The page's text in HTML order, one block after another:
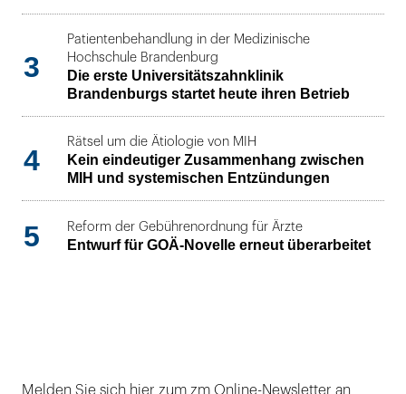
3
Patientenbehandlung in der Medizinische
Hochschule Brandenburg
Die erste Universitätszahnklinik
Brandenburgs startet heute ihren Betrieb
4
Rätsel um die Ätiologie von MIH
Kein eindeutiger Zusammenhang zwischen
MIH und systemischen Entzündungen
5 Reform der Gebührenordnung für Ärzte
Entwurf für GOÄ-Novelle erneut überarbeitet
Melden Sie sich hier zum zm Online-Newsletter an